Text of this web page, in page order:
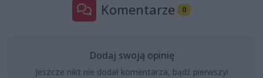
Komentarze 0
Dodaj swoją opinię
Jeszcze nikt nie dodał komentarza, bądź pierwszy!